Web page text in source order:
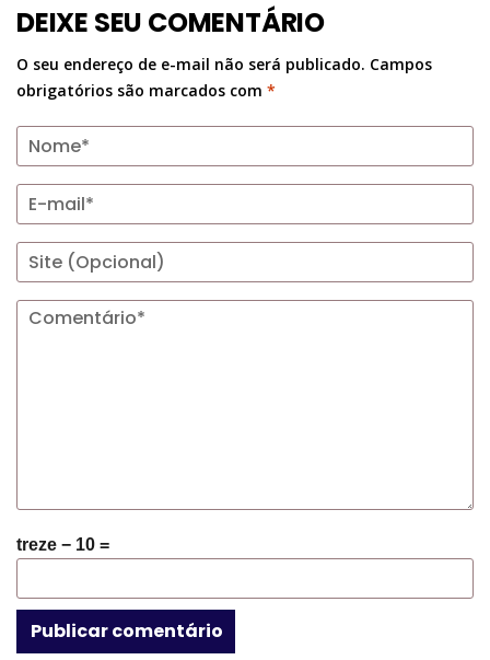
DEIXE SEU COMENTÁRIO
O seu endereço de e-mail não será publicado. Campos
obrigatórios são marcados com *
treze − 10 =